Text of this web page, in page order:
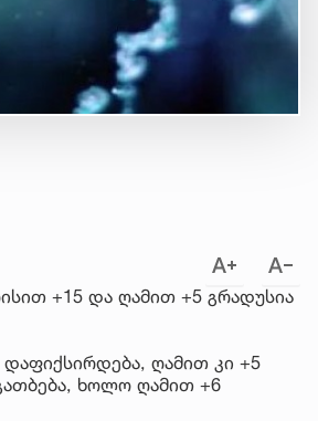
+15 და ღამით +5 გრადუსია
ღამით კი +5
ხოლო ღამით +6